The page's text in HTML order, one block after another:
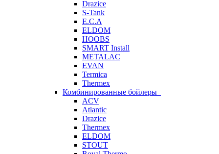
Drazice
S-Tank
E.C.A
ELDOM
HOOBS
SMART Install
METALAC
EVAN
Termica
Thermex
Комбинированные бойлеры
ACV
Atlantic
Drazice
Thermex
ELDOM
STOUT